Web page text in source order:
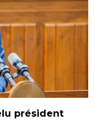
président